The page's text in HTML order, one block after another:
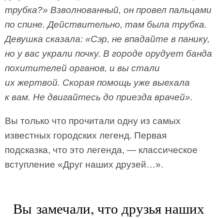
трубка?» Взволнованный, он провел пальцами
по спине. Действительно, там была трубка.
Девушка сказала: «Сэр, не впадайте в панику,
но у вас украли почку. В городе орудует банда
похитителей органов, и вы стали
их жертвой. Скорая помощь уже выехала
к вам. Не двигайтесь до приезда врачей».
Вы только что прочитали одну из самых
известных городских легенд. Первая
подсказка, что это легенда, — классическое
вступление «Друг наших друзей…».
Вы замечали, что друзья наших